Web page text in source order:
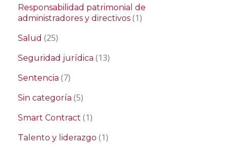
Responsabilidad patrimonial de
administradores y directivos (1)
Salud (25)
Seguridad jurídica (13)
Sentencia (7)
Sin categoría (5)
Smart Contract (1)
Talento y liderazgo (1)